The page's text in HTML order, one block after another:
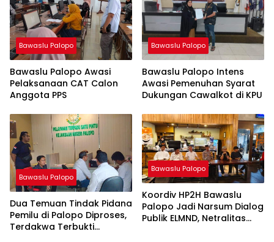
Bawaslu Palopo
Bawaslu Palopo Awasi
Pelaksanaan CAT Calon
Anggota PPS
Bawaslu Palopo
Bawaslu Palopo Intens
Awasi Pemenuhan Syarat
Dukungan Cawalkot di KPU
Bawaslu Palopo
Dua Temuan Tindak Pidana
Pemilu di Palopo Diproses,
Terdakwa Terbukti
Bawaslu Palopo
Koordiv HP2H Bawaslu
Palopo Jadi Narsum Dialog
Publik ELMND, Netralitas